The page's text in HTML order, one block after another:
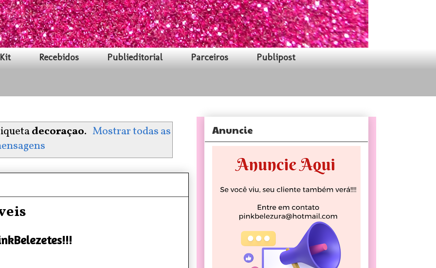
Recebidos Publieditorial Parceiros Publipost
decoraçao. Mostrar todas as
Anuncie